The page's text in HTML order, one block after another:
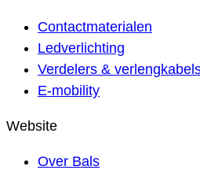
Contactmaterialen
Ledverlichting
Verdelers &
E-mobility
Website
Over Bals